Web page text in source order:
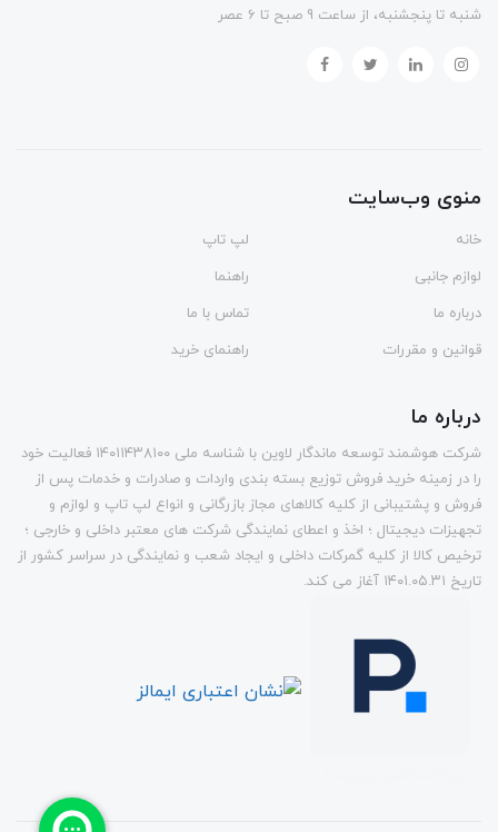
شنبه تا پنجشنبه، از ساعت 9 صبح تا 6 عصر
منوی وب‌سایت
خانه
لپ تاپ
لوازم جانبی
راهنما
درباره ما
تماس با ما
قوانین و مقررات
راهنمای خرید
درباره ما
شرکت هوشمند توسعه ماندگار لاوین با شناسه ملی ۱۴۰۱۱۴۳۸۱۰۰ فعالیت خود
را در زمینه خرید فروش توزیع بسته بندی واردات و صادرات و خدمات پس از
فروش و پشتیبانی از کلیه کالاهای مجاز بازرگانی و انواع لپ تاپ و لوازم و
تجهيزات دیجیتال ؛ اخذ و اعطای نمایندگی شرکت های معتبر داخلی و خارجی ؛
ترخیص کالا از کلیه گمرکات داخلی و ايجاد شعب و نمایندگی در سراسر کشور از
تاريخ ۱۴۰۱.۰۵.۳۱ آغاز می کند.